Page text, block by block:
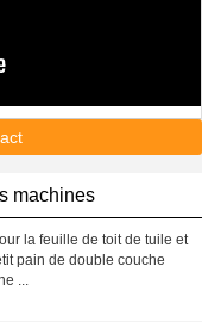
machines
la feuille de toit de tuile et
pain de double couche
...